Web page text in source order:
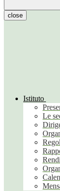
close
Istituto
Le